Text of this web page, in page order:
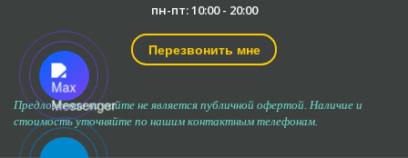
пн-пт: 10:00 - 20:00
Перезвонить мне
Предложение на сайте не является публичной офертой. Наличие и
стоимость уточняйте по нашим контактным телефонам.